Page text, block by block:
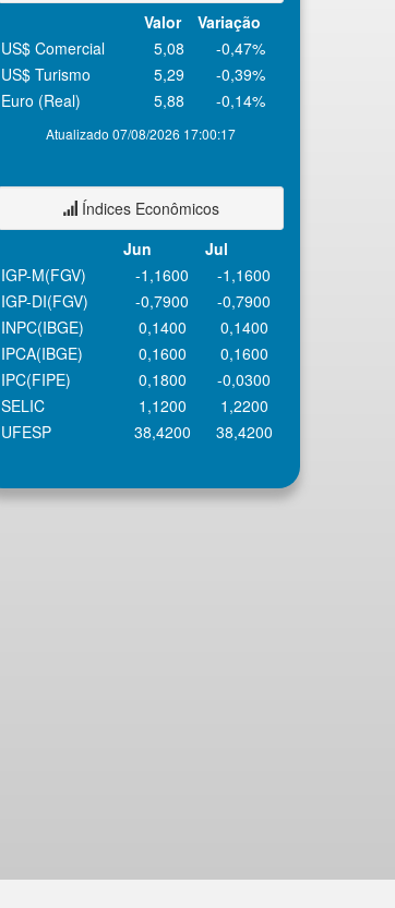
Valor
Variação
Atualizado 07/08/2026 17:00:17
US$ Comercial 5,08
-0,47%
US$ Turismo
5,29
-0,39%
Euro (Real)
5,88 -0,14%
Índices Econômicos
Jun
Jul
IGP-M(FGV)
-1,1600
-1,1600
IGP-DI(FGV)
-0,7900
-0,7900
INPC(IBGE)
0,1400
0,1400
IPCA(IBGE)
0,1600
0,1600
IPC(FIPE)
0,1800
-0,0300
SELIC
1,1200
1,2200
UFESP
38,4200 38,4200